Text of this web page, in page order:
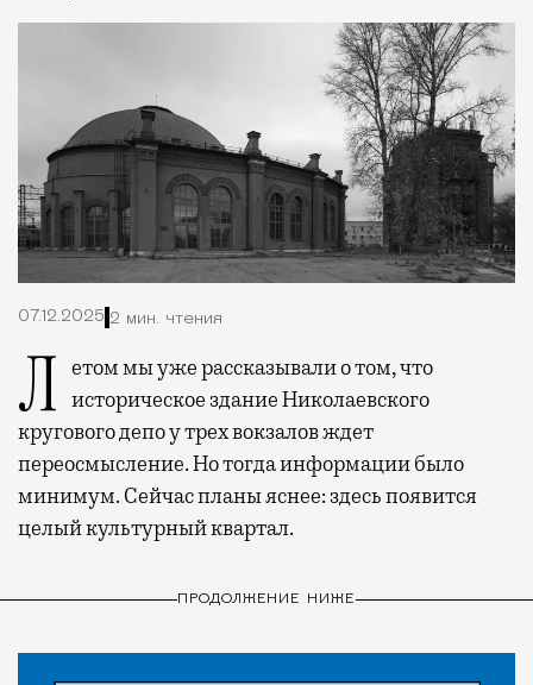
07.12.2025 2 мин. чтения
Летом мы уже рассказывали о том, что историческое здание Николаевского
кругового депо у трех вокзалов ждет
переосмысление. Но тогда информации было
минимум. Сейчас планы яснее: здесь появится
целый культурный квартал.
ПРОДОЛЖЕНИЕ НИЖЕ